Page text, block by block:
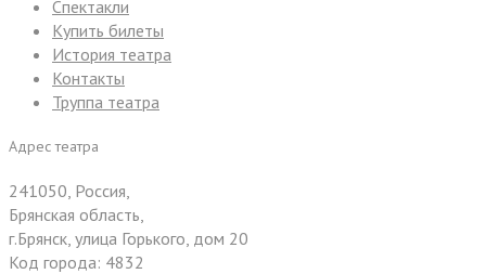
Спектакли
Купить билеты
История театра
Контакты
Труппа театра
Адрес театра
241050, Россия,
Брянская область,
г.Брянск, улица Горького, дом 20
Код города: 4832